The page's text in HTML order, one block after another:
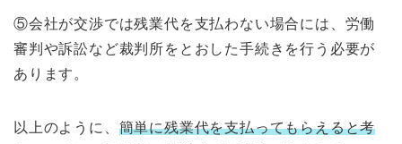
⑤会社が交渉では残業代を支払わない場合には、労働
審判や訴訟など裁判所をとおした手続きを行う必要が
あります。
以上のように、 簡単に残業代を支払ってもらえると考